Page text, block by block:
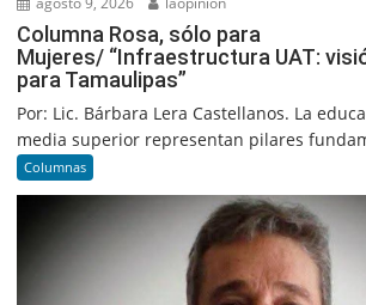
Columna Rosa, sólo para
Mujeres/ “Infraestructura UAT:
para Tamaulipas”
Por: Lic. Bárbara Lera Castellanos. La
media superior representan pilares
Columnas